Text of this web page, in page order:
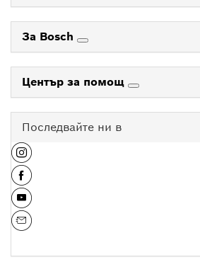
За Bosch
Център за помощ
Последвайте ни в